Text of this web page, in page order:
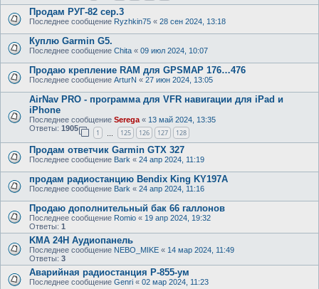
Продам РУГ-82 сер.3
Последнее сообщение Ryzhkin75 « 28 сен 2024, 13:18
Куплю Garmin G5.
Последнее сообщение Chita « 09 июл 2024, 10:07
Продаю крепление RAM для GPSMAP 176…476
Последнее сообщение ArturN « 27 июн 2024, 13:05
AirNav PRO - программа для VFR навигации для iPad и
iPhone
Последнее сообщение Serega « 13 май 2024, 13:35
Ответы: 1905
1 125 126 127 128
Продам ответчик Garmin GTX 327
Последнее сообщение Bark « 24 апр 2024, 11:19
продам радиостанцию Bendix King KY197A
Последнее сообщение Bark « 24 апр 2024, 11:16
Продаю дополнительный бак 66 галлонов
Последнее сообщение Romio « 19 апр 2024, 19:32
Ответы: 1
KMA 24H Аудиопанель
Последнее сообщение NEBO_MIKE « 14 мар 2024, 11:49
Ответы: 3
Аварийная радиостанция Р-855-ум
Последнее сообщение Genri « 02 мар 2024, 11:23